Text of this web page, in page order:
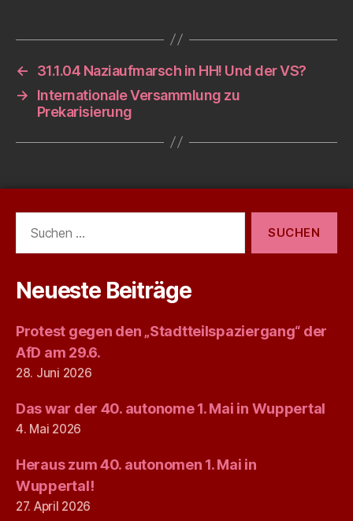
←
31.1.04 Naziaufmarsch in HH! Und der VS?
→
Internationale Versammlung zu
Prekarisierung
nach:
Neueste Beiträge
Protest gegen den „Stadtteilspaziergang“ der
AfD am 29.6.
28. Juni 2026
Das war der 40. autonome 1. Mai in Wuppertal
4. Mai 2026
Heraus zum 40. autonomen 1. Mai in
Wuppertal!
27. April 2026